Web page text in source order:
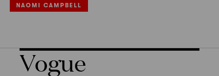
NAOMI CAMPBELL
Vogue